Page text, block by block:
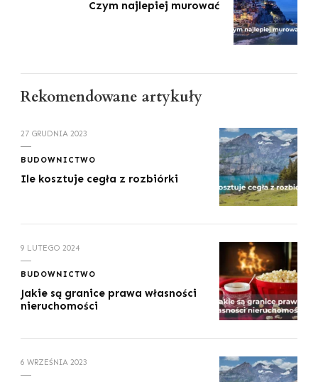
Czym najlepiej murować
Rekomendowane artykuły
27 GRUDNIA 2023
BUDOWNICTWO
Ile kosztuje cegła z rozbiórki
9 LUTEGO 2024
BUDOWNICTWO
Jakie są granice prawa własności
nieruchomości
6 WRZEŚNIA 2023